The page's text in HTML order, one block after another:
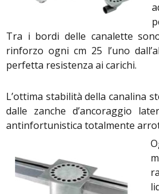
Tra i bordi delle canalette
rinforzo ogni cm 25 l’uno
perfetta resistenza ai carichi.
L’ottima stabilità della canalina
dalle zanche d’ancoraggio
antinfortunistica totalmente